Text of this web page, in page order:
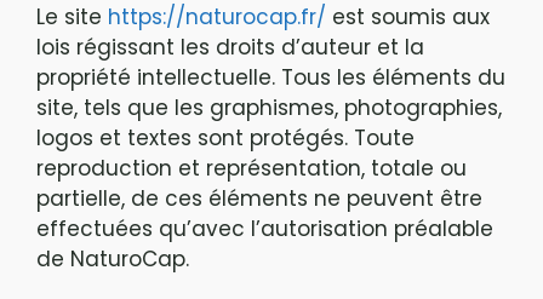
Le site https://naturocap.fr/ est soumis aux
lois régissant les droits d’auteur et la
propriété intellectuelle. Tous les éléments du
site, tels que les graphismes, photographies,
logos et textes sont protégés. Toute
reproduction et représentation, totale ou
partielle, de ces éléments ne peuvent être
effectuées qu’avec l’autorisation préalable
de NaturoCap.